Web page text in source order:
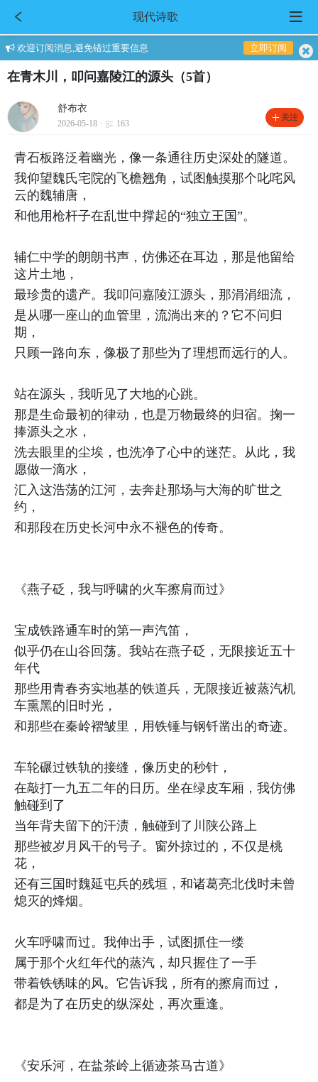
现代诗歌
欢迎订阅消息,避免错过重要信息 立即订阅
在青木川，叩问嘉陵江的源头（5首）
舒布衣
2026-05-18 · 163
关注
青石板路泛着幽光，像一条通往历史深处的隧道。
我仰望魏氏宅院的飞檐翘角，试图触摸那个叱咤风
云的魏辅唐，
和他用枪杆子在乱世中撑起的“独立王国”。
辅仁中学的朗朗书声，仿佛还在耳边，那是他留给
这片土地，
最珍贵的遗产。我叩问嘉陵江源头，那涓涓细流，
是从哪一座山的血管里，流淌出来的？它不问归
期，
只顾一路向东，像极了那些为了理想而远行的人。
站在源头，我听见了大地的心跳。
那是生命最初的律动，也是万物最终的归宿。掬一
捧源头之水，
洗去眼里的尘埃，也洗净了心中的迷茫。从此，我
愿做一滴水，
汇入这浩荡的江河，去奔赴那场与大海的旷世之
约，
和那段在历史长河中永不褪色的传奇。
《燕子砭，我与呼啸的火车擦肩而过》
宝成铁路通车时的第一声汽笛，
似乎仍在山谷回荡。我站在燕子砭，无限接近五十
年代
那些用青春夯实地基的铁道兵，无限接近被蒸汽机
车熏黑的旧时光，
和那些在秦岭褶皱里，用铁锤与钢钎凿出的奇迹。
车轮碾过铁轨的接缝，像历史的秒针，
在敲打一九五二年的日历。坐在绿皮车厢，我仿佛
触碰到了
当年背夫留下的汗渍，触碰到了川陕公路上
那些被岁月风干的号子。窗外掠过的，不仅是桃
花，
还有三国时魏延屯兵的残垣，和诸葛亮北伐时未曾
熄灭的烽烟。
火车呼啸而过。我伸出手，试图抓住一缕
属于那个火红年代的蒸汽，却只握住了一手
带着铁锈味的风。它告诉我，所有的擦肩而过，
都是为了在历史的纵深处，再次重逢。
《安乐河，在盐茶岭上循迹茶马古道》